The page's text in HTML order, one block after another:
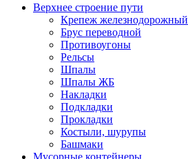
Верхнее строение пути
Крепеж железнодорожный
Брус переводной
Противоугоны
Рельсы
Шпалы
Шпалы ЖБ
Накладки
Подкладки
Прокладки
Костыли, шурупы
Башмаки
Мусорные контейнеры